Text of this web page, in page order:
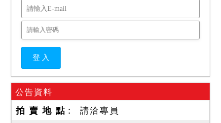
公告資料
拍 賣 地 點
請洽專員